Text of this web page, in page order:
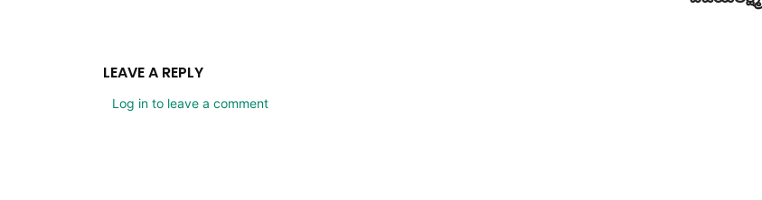
LEAVE A REPLY
Log in to leave a comment